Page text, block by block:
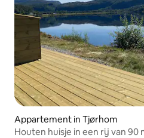
Appartement in Tjørhom
Houten huisje in een rij van 90